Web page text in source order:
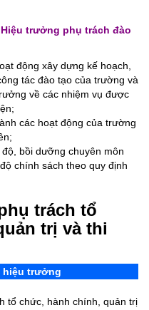
trưởng phụ trách đào
động xây dựng kế hoạch,
tác đào tạo của trường và
về các nhiệm vụ được
các hoạt động của trường
bồi dưỡng chuyên môn
chính sách theo quy định
trách tổ
trị và thi
hiệu trưởng
tổ chức, hành chính, quản trị